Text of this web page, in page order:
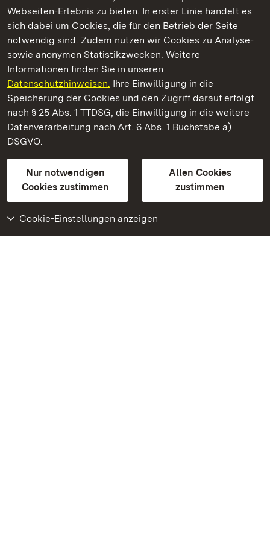
Webseiten-Erlebnis zu bieten. In erster Linie handelt es
sich dabei um Cookies, die für den Betrieb der Seite
notwendig sind. Zudem nutzen wir Cookies zu Analyse-
sowie anonymen Statistikzwecken. Weitere
Informationen finden Sie in unseren
Datenschutzhinweisen. Ihre Einwilligung in die
Speicherung der Cookies und den Zugriff darauf erfolgt
nach § 25 Abs. 1 TTDSG, die Einwilligung in die weitere
Datenverarbeitung nach Art. 6 Abs. 1 Buchstabe a)
DSGVO.
Nur notwendigen
Cookies zustimmen
Allen Cookies
zustimmen
Cookie-Einstellungen anzeigen
Kommen. Staunen. Genießen.
Staatliche Schlösser und Gärten Baden‑Württemberg
Staatliche Schlösser und Gärten Baden-Württemberg
Kontakt
GebärdenspracheLeichte Sprache
Erklärung zur Barrierefreiheit
BITV-konform (geprüfte Seiten)
Weiteres